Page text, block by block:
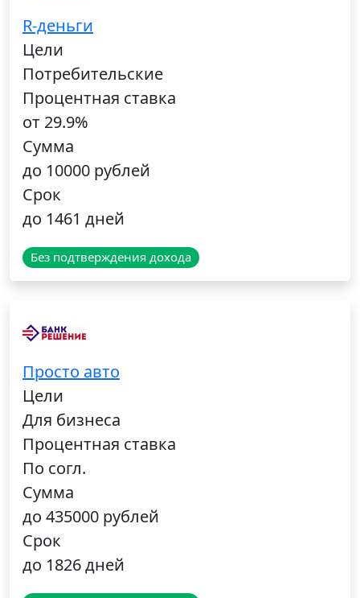
R-деньги
Цели
Потребительские
Процентная ставка
от 29.9%
Сумма
до 10000 рублей
Срок
до 1461 дней
Без подтверждения дохода
Просто авто
Цели
Для бизнеса
Процентная ставка
По согл.
Сумма
до 435000 рублей
Срок
до 1826 дней